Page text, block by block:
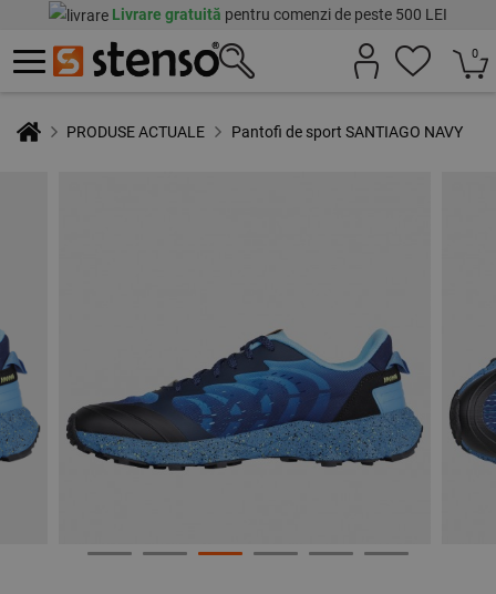
Livrare gratuită pentru comenzi de peste 500 LEI
0
PRODUSE ACTUALE Pantofi de sport SANTIAGO NAVY